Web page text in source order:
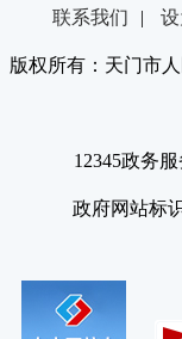
联系我们 |
版权所有：天门市
12345政务
政府网站标